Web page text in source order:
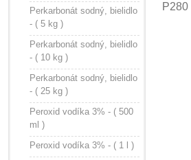
Perkarbonát sodný, bielidlo
- ( 5 kg )
Perkarbonát sodný, bielidlo
- ( 10 kg )
Perkarbonát sodný, bielidlo
- ( 25 kg )
Peroxid vodíka 3% - ( 500
ml )
Peroxid vodíka 3% - ( 1 l )